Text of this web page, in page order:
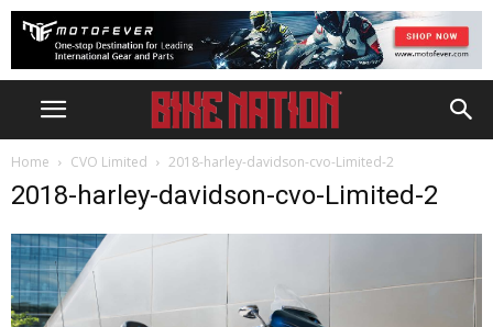
Home CVO Limited 2018-harley-davidson-cvo-Limited-2
2018-harley-davidson-cvo-Limited-2